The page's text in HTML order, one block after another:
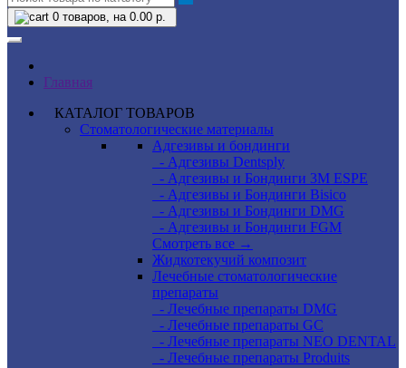
0 товаров, на 0.00 р.
Главная
КАТАЛОГ ТОВАРОВ
Стоматологические материалы
Адгезивы и бондинги
- Адгезивы Dentsply
- Адгезивы и Бондинги 3M ESPE
- Адгезивы и Бондинги Bisico
- Адгезивы и Бондинги DMG
- Адгезивы и Бондинги FGM
Смотреть все →
Жидкотекучий композит
Лечебные стоматологические
препараты
- Лечебные препараты DMG
- Лечебные препараты GC
- Лечебные препараты NEO DENTAL
- Лечебные препараты Produits